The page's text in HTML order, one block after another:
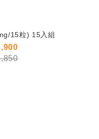
15粒) 15入組